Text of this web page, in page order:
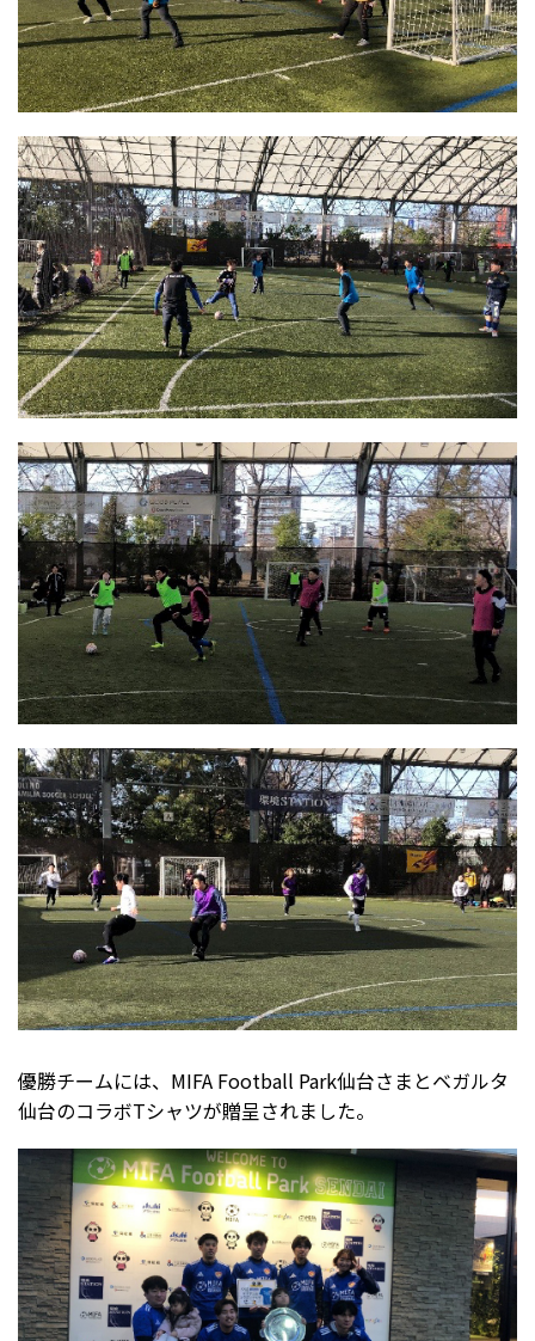
優勝チームには、MIFA Football Park仙台さまとベガルタ
仙台のコラボTシャツが贈呈されました。